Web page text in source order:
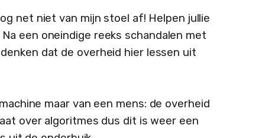
net niet van mijn stoel af! Helpen jullie
een oneindige reeks schandalen met
dat de overheid hier lessen uit
maar van een mens: de overheid
over algoritmes dus dit is weer een